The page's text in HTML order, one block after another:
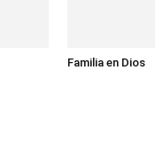
Familia en Dios